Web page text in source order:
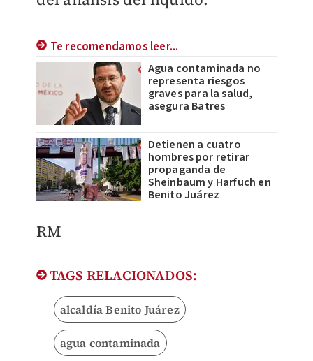
Te recomendamos leer...
Agua contaminada no
representa riesgos
graves para la salud,
asegura Batres
Detienen a cuatro
hombres por retirar
propaganda de
Sheinbaum y Harfuch en
Benito Juárez
RM
TAGS RELACIONADOS:
alcaldía Benito Juárez
agua contaminada